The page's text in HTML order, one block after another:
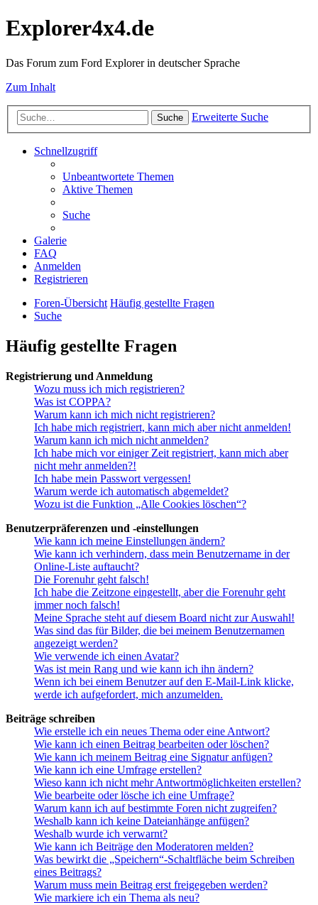
Explorer4x4.de
Das Forum zum Ford Explorer in deutscher Sprache
Zum Inhalt
Suche Erweiterte Suche
Schnellzugriff
Unbeantwortete Themen
Aktive Themen
Suche
Galerie
FAQ
Anmelden
Registrieren
Foren-Übersicht Häufig gestellte Fragen
Suche
Häufig gestellte Fragen
Registrierung und Anmeldung
Wozu muss ich mich registrieren?
Was ist COPPA?
Warum kann ich mich nicht registrieren?
Ich habe mich registriert, kann mich aber nicht anmelden!
Warum kann ich mich nicht anmelden?
Ich habe mich vor einiger Zeit registriert, kann mich aber
nicht mehr anmelden?!
Ich habe mein Passwort vergessen!
Warum werde ich automatisch abgemeldet?
Wozu ist die Funktion „Alle Cookies löschen“?
Benutzerpräferenzen und -einstellungen
Wie kann ich meine Einstellungen ändern?
Wie kann ich verhindern, dass mein Benutzername in der
Online-Liste auftaucht?
Die Forenuhr geht falsch!
Ich habe die Zeitzone eingestellt, aber die Forenuhr geht
immer noch falsch!
Meine Sprache steht auf diesem Board nicht zur Auswahl!
Was sind das für Bilder, die bei meinem Benutzernamen
angezeigt werden?
Wie verwende ich einen Avatar?
Was ist mein Rang und wie kann ich ihn ändern?
Wenn ich bei einem Benutzer auf den E-Mail-Link klicke,
werde ich aufgefordert, mich anzumelden.
Beiträge schreiben
Wie erstelle ich ein neues Thema oder eine Antwort?
Wie kann ich einen Beitrag bearbeiten oder löschen?
Wie kann ich meinem Beitrag eine Signatur anfügen?
Wie kann ich eine Umfrage erstellen?
Wieso kann ich nicht mehr Antwortmöglichkeiten erstellen?
Wie bearbeite oder lösche ich eine Umfrage?
Warum kann ich auf bestimmte Foren nicht zugreifen?
Weshalb kann ich keine Dateianhänge anfügen?
Weshalb wurde ich verwarnt?
Wie kann ich Beiträge den Moderatoren melden?
Was bewirkt die „Speichern“-Schaltfläche beim Schreiben
eines Beitrags?
Warum muss mein Beitrag erst freigegeben werden?
Wie markiere ich ein Thema als neu?